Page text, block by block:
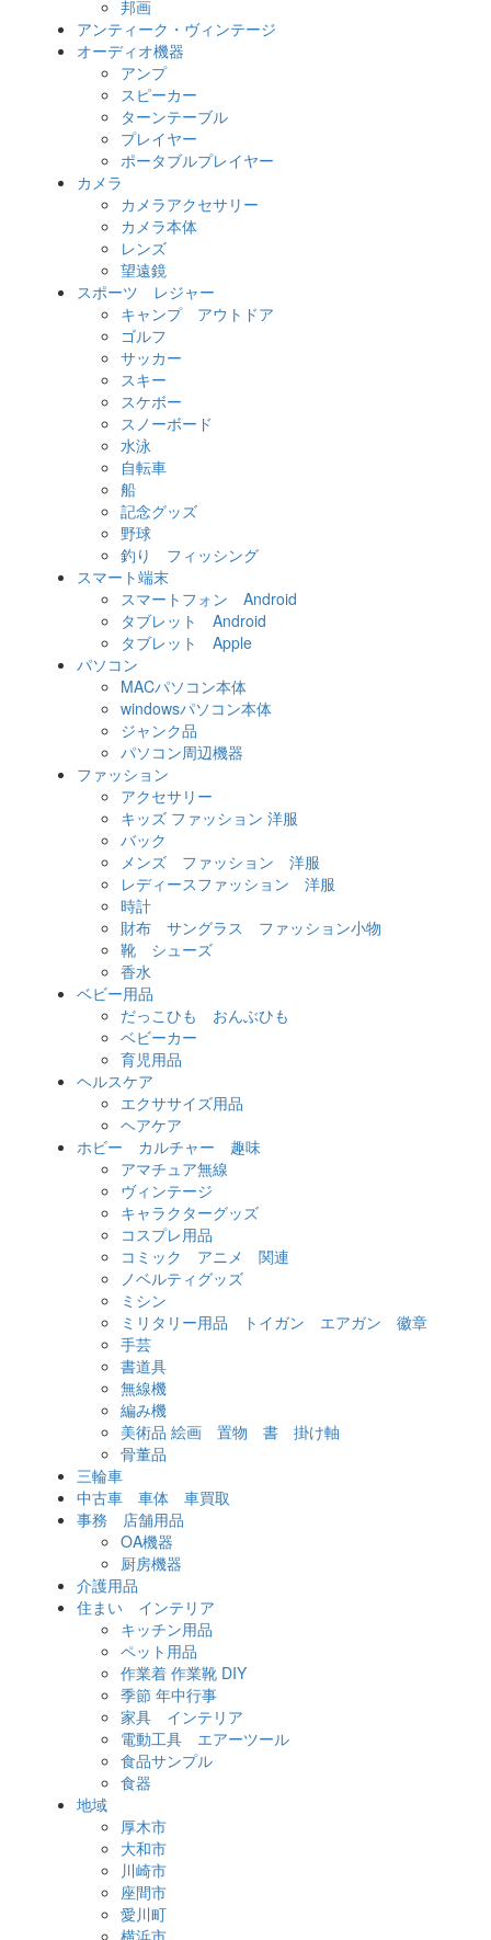
邦画
アンティーク・ヴィンテージ
オーディオ機器
アンプ
スピーカー
ターンテーブル
プレイヤー
ポータブルプレイヤー
カメラ
カメラアクセサリー
カメラ本体
レンズ
望遠鏡
スポーツ レジャー
キャンプ アウトドア
ゴルフ
サッカー
スキー
スケボー
スノーボード
水泳
自転車
船
記念グッズ
野球
釣り フィッシング
スマート端末
スマートフォン Android
タブレット Android
タブレット Apple
パソコン
MACパソコン本体
windowsパソコン本体
ジャンク品
パソコン周辺機器
ファッション
アクセサリー
キッズ ファッション 洋服
バック
メンズ ファッション 洋服
レディースファッション 洋服
時計
財布 サングラス ファッション小物
靴 シューズ
香水
ベビー用品
だっこひも おんぶひも
ベビーカー
育児用品
ヘルスケア
エクササイズ用品
ヘアケア
ホビー カルチャー 趣味
アマチュア無線
ヴィンテージ
キャラクターグッズ
コスプレ用品
コミック アニメ 関連
ノベルティグッズ
ミシン
ミリタリー用品 トイガン エアガン 徽章
手芸
書道具
無線機
編み機
美術品 絵画 置物 書 掛け軸
骨董品
三輪車
中古車 車体 車買取
事務 店舗用品
OA機器
厨房機器
介護用品
住まい インテリア
キッチン用品
ペット用品
作業着 作業靴 DIY
季節 年中行事
家具 インテリア
電動工具 エアーツール
食品サンプル
食器
地域
厚木市
大和市
川崎市
座間市
愛川町
横浜市